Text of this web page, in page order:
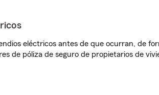
eléctricos antes de que ocurran, de
de póliza de seguro de propietarios de